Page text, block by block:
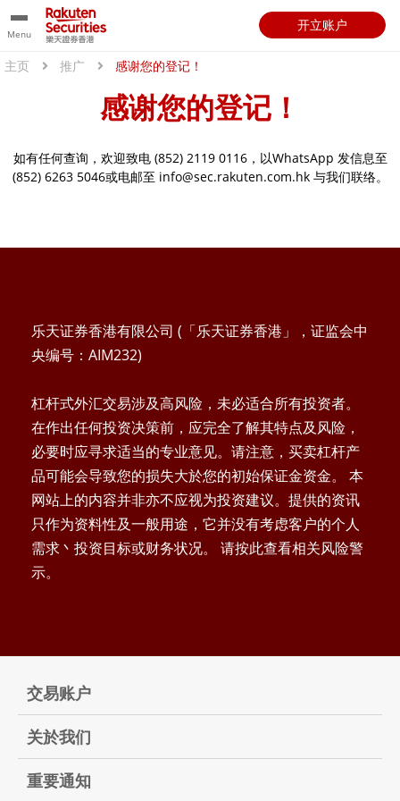
Menu
开立账户
主页 推广 感谢您的登记！
感谢您的登记！
如有任何查询，欢迎致电 (852) 2119 0116，以WhatsApp 发信息至
(852) 6263 5046或电邮至 info@sec.rakuten.com.hk 与我们联络。
乐天证券香港有限公司 (「乐天证券香港」，证监会中
央编号：AIM232)
杠杆式外汇交易涉及高风险，未必适合所有投资者。
在作出任何投资决策前，应完全了解其特点及风险，
必要时应寻求适当的专业意见。请注意，买卖杠杆产
品可能会导致您的损失大於您的初始保证金资金。 本
网站上的内容并非亦不应视为投资建议。提供的资讯
只作为资料性及一般用途，它并没有考虑客户的个人
需求丶投资目标或财务状况。 请按此查看相关风险警
示。
交易账户
关於我们
重要通知